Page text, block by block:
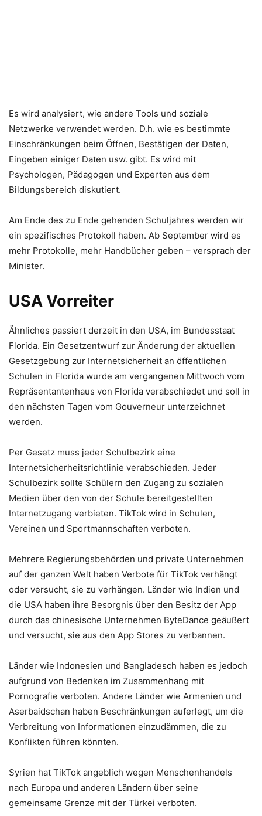
Es wird analysiert, wie andere Tools und soziale
Netzwerke verwendet werden. D.h. wie es bestimmte
Einschränkungen beim Öffnen, Bestätigen der Daten,
Eingeben einiger Daten usw. gibt. Es wird mit
Psychologen, Pädagogen und Experten aus dem
Bildungsbereich diskutiert.
Am Ende des zu Ende gehenden Schuljahres werden wir
ein spezifisches Protokoll haben. Ab September wird es
mehr Protokolle, mehr Handbücher geben – versprach der
Minister.
USA Vorreiter
Ähnliches passiert derzeit in den USA, im Bundesstaat
Florida. Ein Gesetzentwurf zur Änderung der aktuellen
Gesetzgebung zur Internetsicherheit an öffentlichen
Schulen in Florida wurde am vergangenen Mittwoch vom
Repräsentantenhaus von Florida verabschiedet und soll in
den nächsten Tagen vom Gouverneur unterzeichnet
werden.
Per Gesetz muss jeder Schulbezirk eine
Internetsicherheitsrichtlinie verabschieden. Jeder
Schulbezirk sollte Schülern den Zugang zu sozialen
Medien über den von der Schule bereitgestellten
Internetzugang verbieten. TikTok wird in Schulen,
Vereinen und Sportmannschaften verboten.
Mehrere Regierungsbehörden und private Unternehmen
auf der ganzen Welt haben Verbote für TikTok verhängt
oder versucht, sie zu verhängen. Länder wie Indien und
die USA haben ihre Besorgnis über den Besitz der App
durch das chinesische Unternehmen ByteDance geäußert
und versucht, sie aus den App Stores zu verbannen.
Länder wie Indonesien und Bangladesch haben es jedoch
aufgrund von Bedenken im Zusammenhang mit
Pоrnоgrаfie verboten. Andere Länder wie Armenien und
Aserbaidschan haben Beschränkungen auferlegt, um die
Verbreitung von Informationen einzudämmen, die zu
Konflikten führen könnten.
Syrien hat TikTok angeblich wegen Menschenhandels
nach Europa und anderen Ländern über seine
gemeinsame Grenze mit der Türkei verboten.